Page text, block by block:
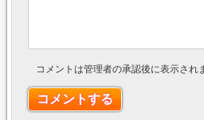
コメントは管理者の承認後に表示され